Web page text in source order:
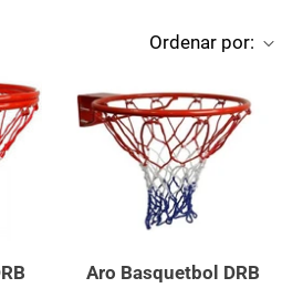
Ordenar por:
Aro Basquetbol DRB